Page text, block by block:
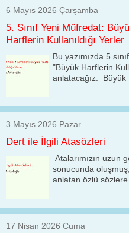
6 Mayıs 2026 Çarşamba
5. Sınıf Yeni Müfredat:
Harflerin Kullanıldığı Yerler
Bu yazımızda
"Büyük Harflerin
anlatacağız. Büyük
3 Mayıs 2026 Pazar
Dert ile İlgili Atasözleri
Atalarımızın uzun
sonucunda
anlatan özlü
17 Nisan 2026 Cuma